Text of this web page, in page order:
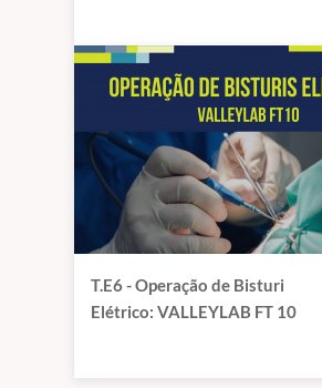
T.E6 - Operação de Bisturi
Elétrico: VALLEYLAB FT 10